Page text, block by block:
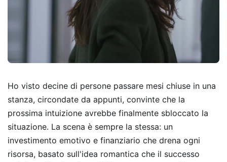
Ho visto decine di persone passare mesi chiuse in una
stanza, circondate da appunti, convinte che la
prossima intuizione avrebbe finalmente sbloccato la
situazione. La scena è sempre la stessa: un
investimento emotivo e finanziario che drena ogni
risorsa, basato sull'idea romantica che il successo